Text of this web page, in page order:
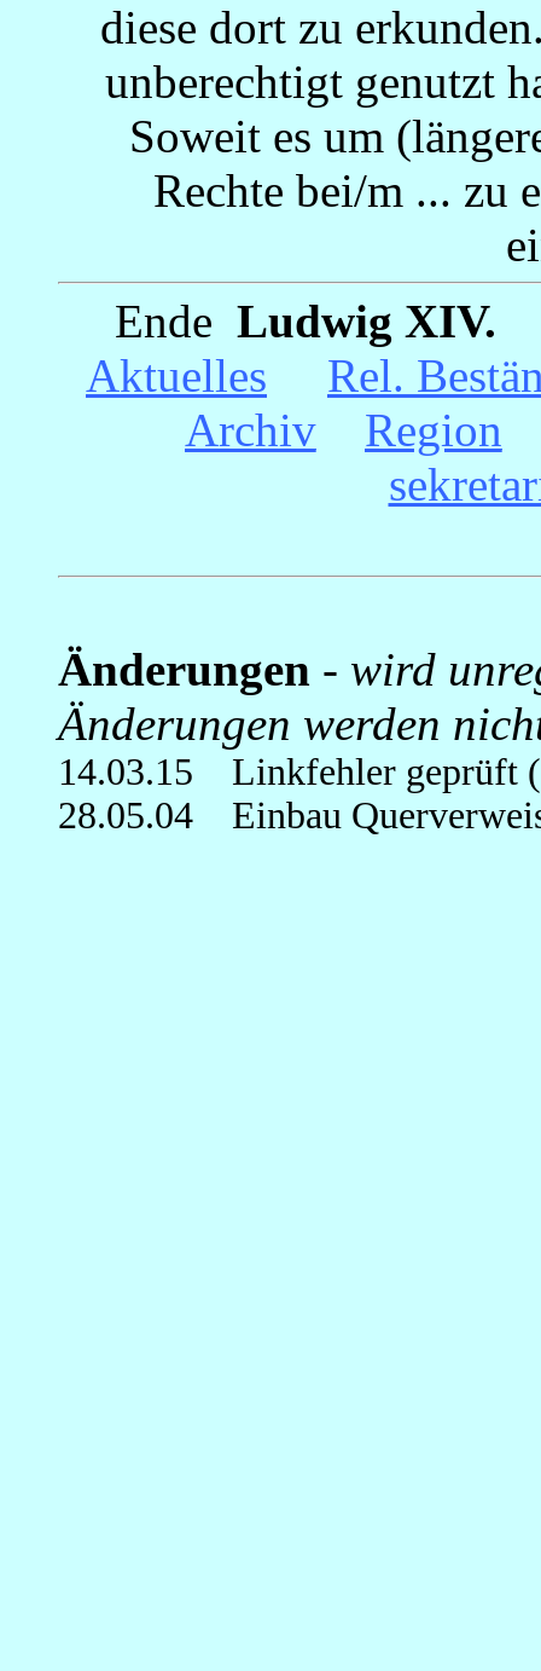
diese dort zu
unberechtigt genutzt
Soweit es um
Rechte bei/m ... zu
Ende Ludwig XIV.
Aktuelles
Rel.
Archiv
Region
Änderungen - wird
Änderungen werden
14.03.15 Linkfehler geprüft
28.05.04 Einbau